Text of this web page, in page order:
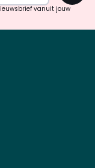
vanuit jouw